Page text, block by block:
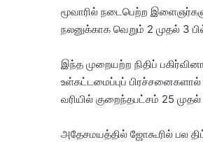
மூவாரில் நடைபெற்ற
நலனுக்காக வெறும் 2 முதல் 3
இந்த முறையற்ற நிதிப்
உள்கட்டமைப்புப் பிரச்சனைகளால்
வரியில் குறைந்தபட்சம் 25
அதேசமயத்தில் ஜோகூரில் பல